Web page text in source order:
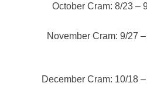
October Cram: 8/23 –
November Cram: 9/27
December Cram: 10/18